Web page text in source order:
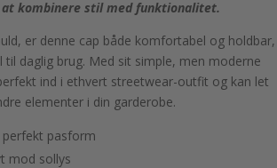
at kombinere stil med funktionalitet.
er denne cap både komfortabel og holdbar,
til daglig brug. Med sit simple, men moderne
ind i ethvert streetwear-outfit og kan let
elementer i din garderobe.
perfekt pasform
mod sollys